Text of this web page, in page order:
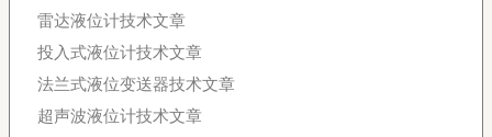
雷达液位计技术文章
投入式液位计技术文章
法兰式液位变送器技术文章
超声波液位计技术文章